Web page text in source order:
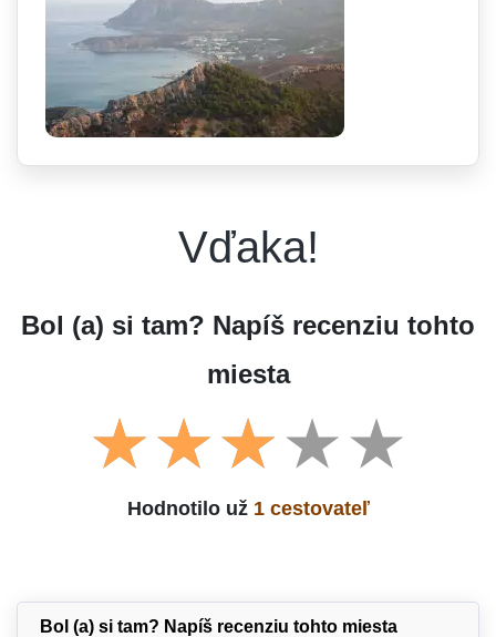
Vďaka!
Bol (a) si tam? Napíš recenziu tohto
miesta
Hodnotilo už 1 cestovateľ
Bol (a) si tam? Napíš recenziu tohto miesta